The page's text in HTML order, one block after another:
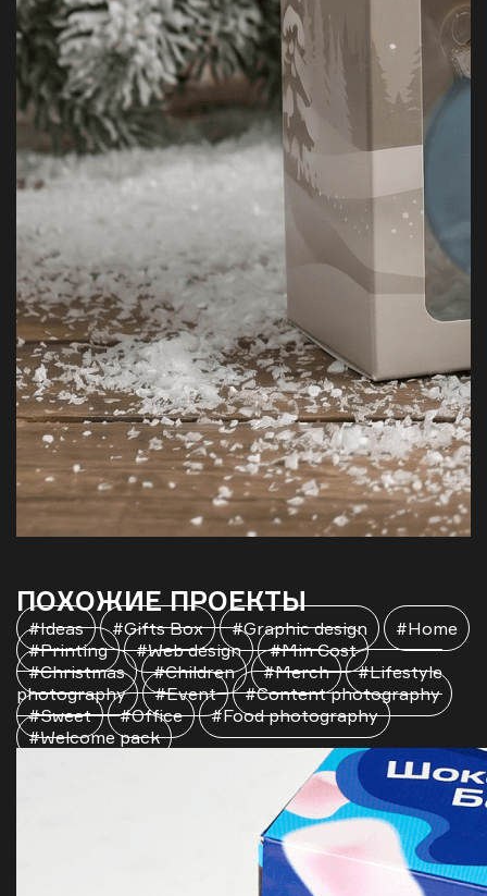
ПОХОЖИЕ ПРОЕКТЫ
#Ideas #Gifts Box #Graphic design
#Home
#Printing
#Web design
#Min Cost
#Christmas
#Children #Merch
#Lifestyle
photography
#Event
#Content photography
#Sweet
#Office
#Food photography
#Welcome pack